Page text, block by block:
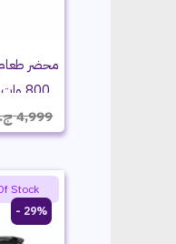
4,999
29% -
Stock